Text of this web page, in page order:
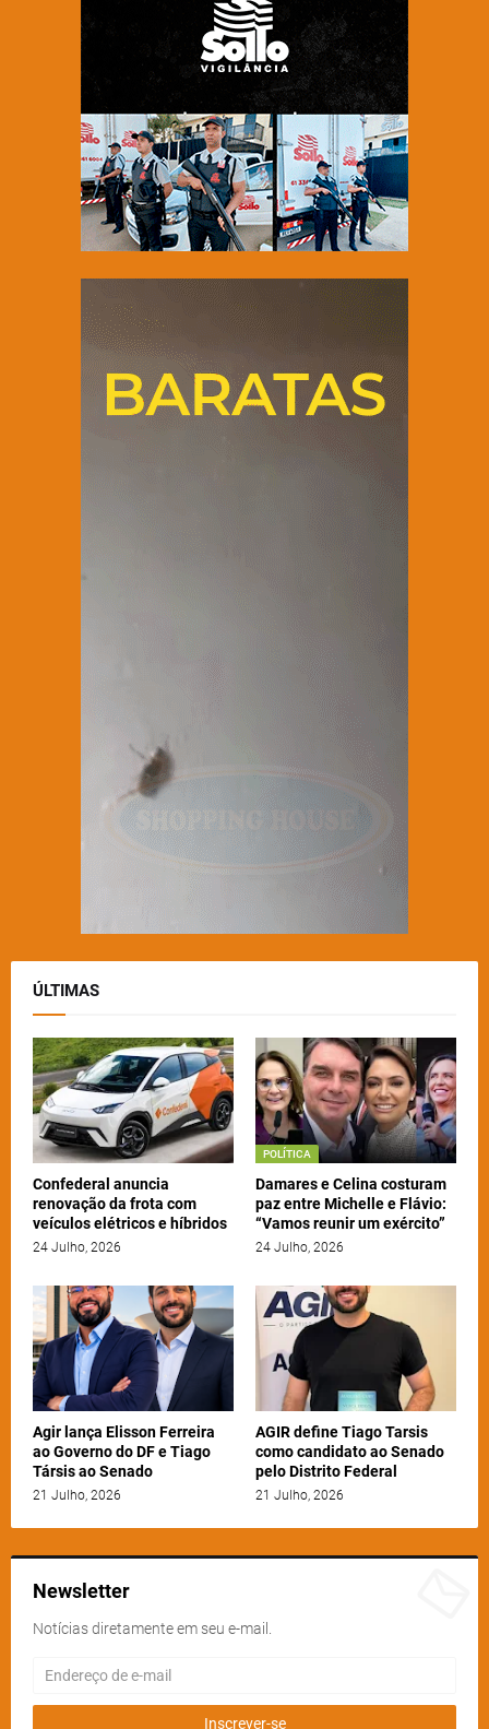
ÚLTIMAS
Confederal anuncia
renovação da frota com
veículos elétricos e híbridos
24 Julho, 2026
POLÍTICA
Damares e Celina costuram
paz entre Michelle e Flávio:
“Vamos reunir um exército”
24 Julho, 2026
Agir lança Elisson Ferreira
ao Governo do DF e Tiago
Társis ao Senado
21 Julho, 2026
AGIR define Tiago Tarsis
como candidato ao Senado
pelo Distrito Federal
21 Julho, 2026
Newsletter
Notícias diretamente em seu e-mail.